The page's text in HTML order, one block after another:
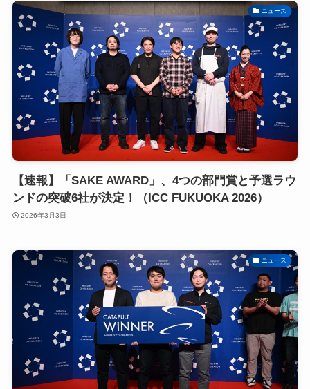
ニュース
【速報】「SAKE AWARD」、4つの部門賞と予選ラウ
ンドの突破6社が決定！（ICC FUKUOKA 2026）
2026年3月3日
ニュース